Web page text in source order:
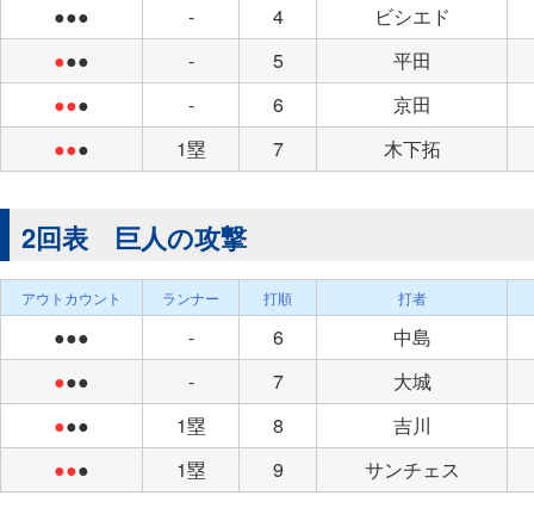
●●● - 4
ビシエド
●●● - 5
平田
●●● - 6
京田
●●● 1塁 7 木下拓
2回表 巨人の攻撃
アウトカウント ランナー 打順 打者
●●● - 6
中島
●●● - 7
大城
●●● 1塁 8
吉川
●●● 1塁 9 サンチェス